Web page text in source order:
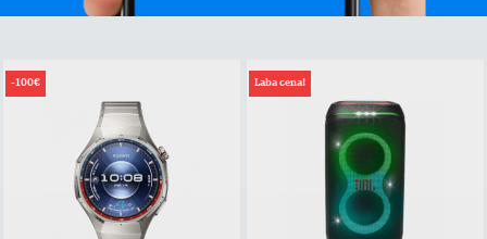
-100€ Laba cena!